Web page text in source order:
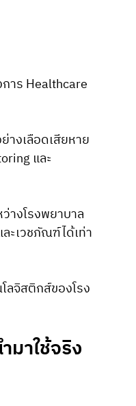
าร Healthcare
างเลือดเสียหาย
และ
างโรงพยาบาล
ะเวชภัณฑ์ได้เท่า
จิสติกส์ของโรง
มาใช้จริง